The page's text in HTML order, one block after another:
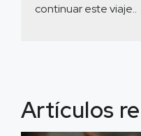
continuar este viaje..
Artículos